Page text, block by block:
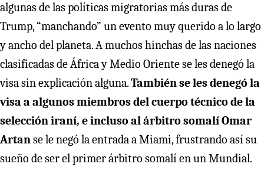
algunas de las políticas migratorias más duras de
Trump, “manchando” un evento muy querido a lo largo
y ancho del planeta. A muchos hinchas de las naciones
clasificadas de África y Medio Oriente se les denegó la
visa sin explicación alguna.También se les denegó la
visa a algunos miembros del cuerpo técnico de la
selección iraní, e incluso al árbitro somalí Omar
Artan se le negó la entrada a Miami, frustrando así su
sueño de ser el primer árbitro somalí en un Mundial.